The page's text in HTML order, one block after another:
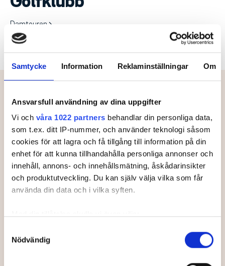
Samtycke Information Reklaminställningar Om
Ansvarsfull användning av dina uppgifter
Vi och våra 1022 partners behandlar din personliga data,
som t.ex. ditt IP-nummer, och använder teknologi såsom
cookies för att lagra och få tillgång till information på din
enhet för att kunna tillhandahålla personliga annonser och
innehåll, annons- och innehållsmätning, åskådarinsikter
och produktutveckling. Du kan själv välja vilka som får
använda din data och i vilka syften.
kan ha en noggrannhet på upp till flera meter
Nödvändig
Damtouren
Meny
Starttider.
Just nu finns inga starttider.
Officiella partners